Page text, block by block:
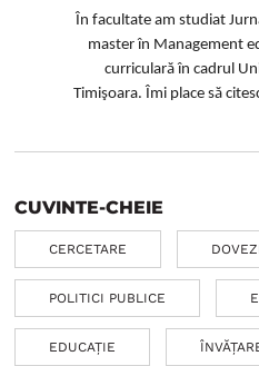
În facultate am studiat
master în Management
curriculară în cadrul
Timişoara. Îmi place să
CUVINTE-CHEIE
CERCETARE
POLITICI PUBLICE
EDUCAȚIE